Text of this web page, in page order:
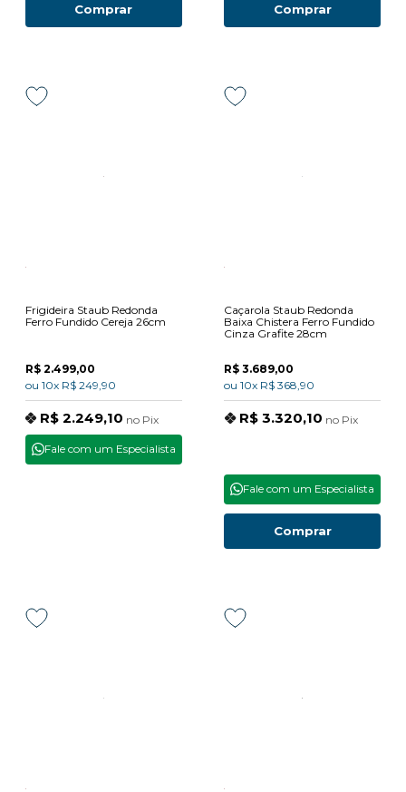
Comprar Comprar
Frigideira Staub Redonda
Ferro Fundido Cereja 26cm
R$ 2.499,00
ou 10x R$ 249,90
R$ 2.249,10 no Pix
Fale com um Especialista
Caçarola Staub Redonda
Baixa Chistera Ferro Fundido
Cinza Grafite 28cm
R$ 3.689,00
ou 10x R$ 368,90
R$ 3.320,10 no Pix
Comprar
Fale com um Especialista